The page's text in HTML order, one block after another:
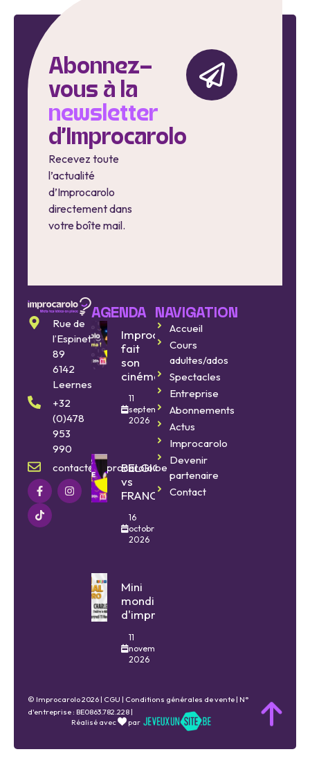
Abonnez-
vous à la
newsletter
d'Improcarolo
Recevez toute
l’actualité
d’Improcarolo
directement dans
votre boîte mail.
Rue de
l’Espinette
89
6142
Leernes
+32
(0)478
953
990
contact@improcarolo.be
AGENDA
Improcarolo
fait
son
cinéma
11
septembre
2026
BELGIQUE
vs
FRANCE
16
octobre
2026
Mini
mondial
d'impro
11
novembre
2026
NAVIGATION
Accueil
Cours
adultes/ados
Spectacles
Entreprise
Abonnements
Actus
Improcarolo
Devenir
partenaire
Contact
© Improcarolo 2026 | CGU | Conditions générales de vente | N°
d'entreprise : BE0863.782.228 |
Réalisé avec
par